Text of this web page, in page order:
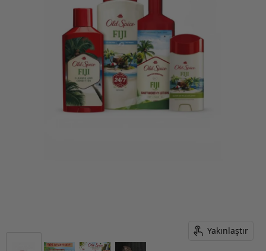
Yakınlaştır